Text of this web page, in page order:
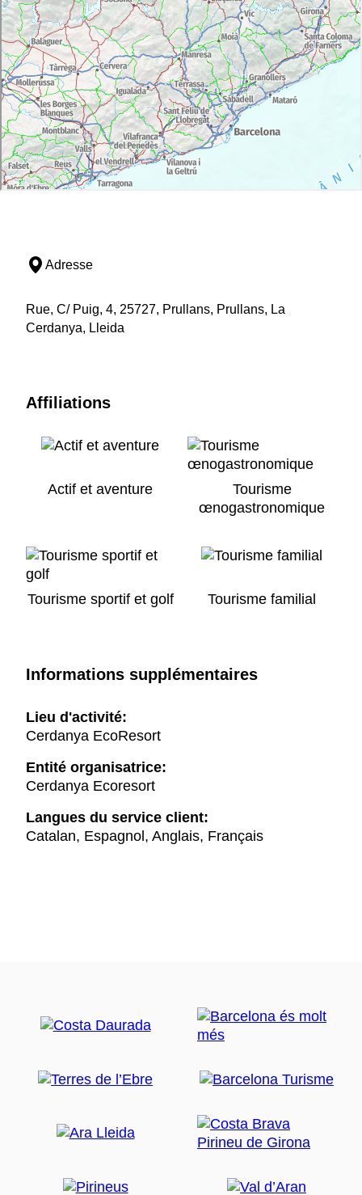
Adresse
Rue, C/ Puig, 4, 25727, Prullans, Prullans, La
Cerdanya, Lleida
Affiliations
Actif et aventure
Tourisme
œnogastronomique
Tourisme sportif et golf Tourisme familial
Informations supplémentaires
Lieu d'activité:
Cerdanya EcoResort
Entité organisatrice:
Cerdanya Ecoresort
Langues du service client:
Catalan, Espagnol, Anglais, Français